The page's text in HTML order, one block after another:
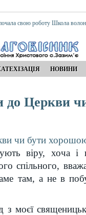
свою роботу Школа
НОВИНИ
Церкви
віру, хоча і
спільного,
там, а не в
з моєї